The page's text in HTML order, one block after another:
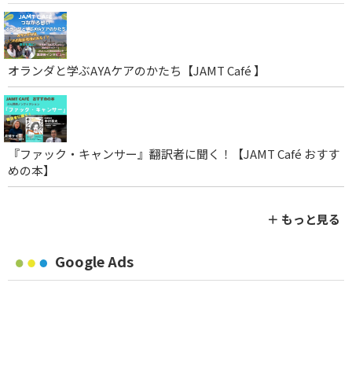
オランダと学ぶAYAケアのかたち【JAMT Café 】
『ファック・キャンサー』翻訳者に聞く！【JAMT Café おすす
めの本】
＋ もっと見る
Google Ads